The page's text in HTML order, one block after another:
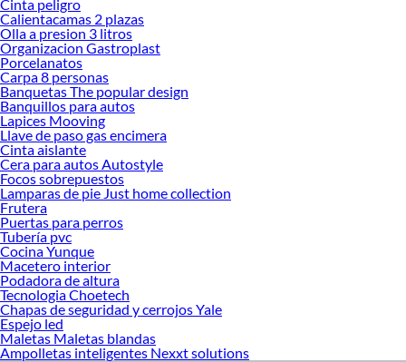
Cinta peligro
Calientacamas 2 plazas
Olla a presion 3 litros
Organizacion Gastroplast
Porcelanatos
Carpa 8 personas
Banquetas The popular design
Banquillos para autos
Lapices Mooving
Llave de paso gas encimera
Cinta aislante
Cera para autos Autostyle
Focos sobrepuestos
Lamparas de pie Just home collection
Frutera
Puertas para perros
Tubería pvc
Cocina Yunque
Macetero interior
Podadora de altura
Tecnologia Choetech
Chapas de seguridad y cerrojos Yale
Espejo led
Maletas Maletas blandas
Ampolletas inteligentes Nexxt solutions